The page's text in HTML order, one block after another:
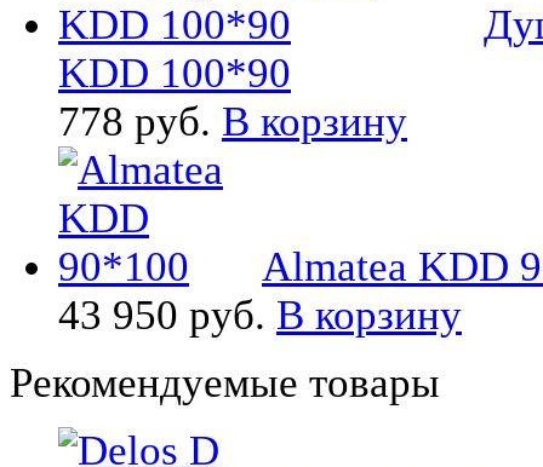
KDD 100*90
778 руб. В корзину
Almatea KDD
43 950 руб. В корзину
Рекомендуемые товары